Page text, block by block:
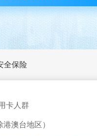
全保险
卡人群
澳台地区）